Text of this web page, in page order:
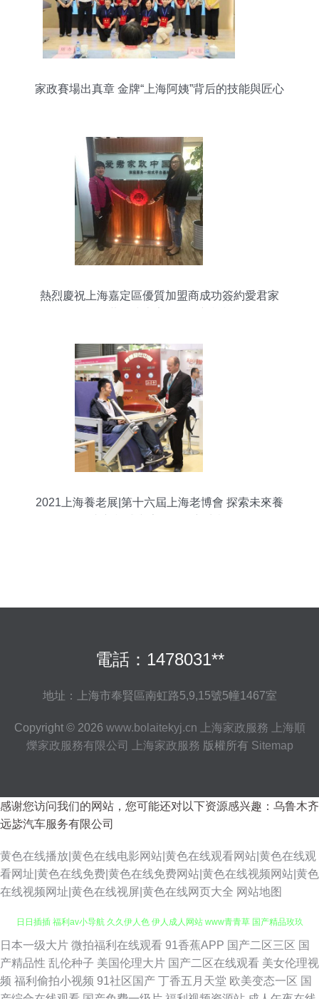
家政賽場出真章 金牌“上海阿姨”背后的技能與匠心
熱烈慶祝上海嘉定區優質加盟商成功簽約愛君家
2021上海養老展|第十六屆上海老博會 探索未來養
電話：1478031**
地址：上海市奉賢區南虹路5,9,15號5幢1467室
Copyright © 2026 www.bolaitekyj.cn 上海家政服務
上海順
爍家政服務有限公司
上海家政服務 版權所有 Sitemap
感谢您访问我们的网站，您可能还对以下资源感兴趣：乌鲁木齐
远毖汽车服务有限公司
黄色在线播放|黄色在线电影网站|黄色在线观看网站|黄色在线观
看网址|黄色在线免费|黄色在线免费网站|黄色在线视频网站|黄色
在线视频网址|黄色在线视屏|黄色在线网页大全 网站地图
玖玖 免费mv观看入口 亚洲黄色AU www青艹 久草视频福利资源 日韩H小电
影 97色se 久久蜜桃精品屋 日本A∨在线观看 www偷拍好色片 麻豆传媟精选
日本一级大片 微拍福利在线观看 91香蕉APP 国产二区三区 国
产精品性 乱伦种子 美国伦理大片 国产二区在线观看 美女伦理视
频 福利偷拍小视频 91社区国产 丁香五月天堂 欧美变态一区 国